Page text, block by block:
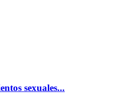
sexuales...